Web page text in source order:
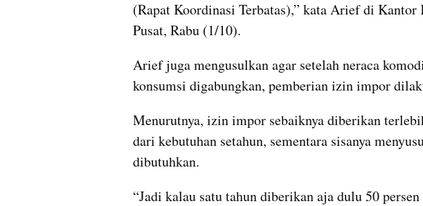
(Rapat Koordinasi Terbatas),” kata Arief di Kantor
Pusat, Rabu (1/10).
Arief juga mengusulkan agar setelah neraca
konsumsi digabungkan, pemberian izin impor
Menurutnya, izin impor sebaiknya diberikan
dari kebutuhan setahun, sementara sisanya
dibutuhkan.
“Jadi kalau satu tahun diberikan aja dulu 50 persen